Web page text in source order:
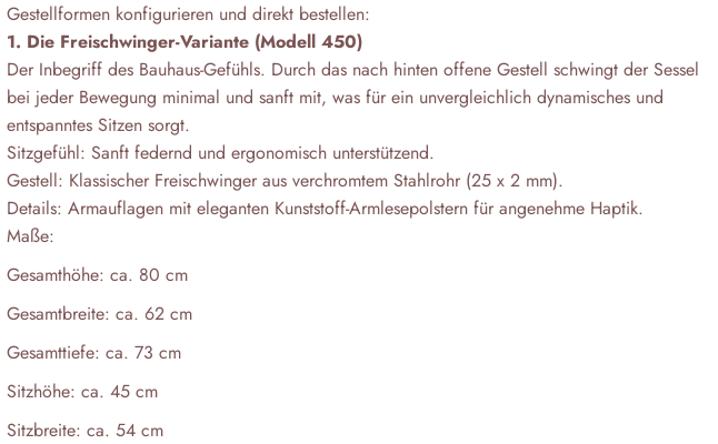
Gestellformen konfigurieren und direkt bestellen:
1. Die Freischwinger-Variante (Modell 450)
Der Inbegriff des Bauhaus-Gefühls. Durch das nach hinten offene Gestell schwingt der Sessel
bei jeder Bewegung minimal und sanft mit, was für ein unvergleichlich dynamisches und
entspanntes Sitzen sorgt.
Sitzgefühl: Sanft federnd und ergonomisch unterstützend.
Gestell: Klassischer Freischwinger aus verchromtem Stahlrohr (25 x 2 mm).
Details: Armauflagen mit eleganten Kunststoff-Armlesepolstern für angenehme Haptik.
Maße:
Gesamthöhe: ca. 80 cm
Gesamtbreite: ca. 62 cm
Gesamttiefe: ca. 73 cm
Sitzhöhe: ca. 45 cm
Sitzbreite: ca. 54 cm